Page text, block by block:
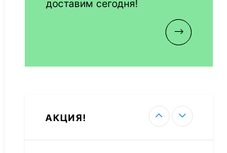
доставим сегодня!
АКЦИЯ!
Матрас Vitaflex Foam